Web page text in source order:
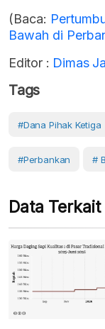
(Baca:
Bawah di
Editor : Dimas
Tags
#Dana Pihak Ketiga
#Perbankan #
Data Terkait